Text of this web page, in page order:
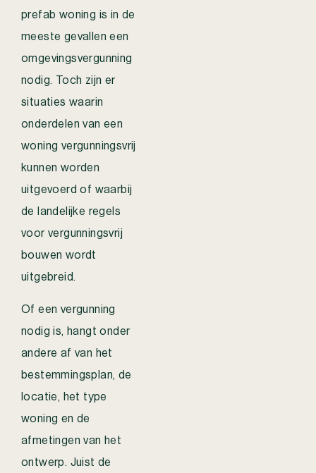
prefab woning is in de
meeste gevallen een
omgevingsvergunning
nodig. Toch zijn er
situaties waarin
onderdelen van een
woning vergunningsvrij
kunnen worden
uitgevoerd of waarbij
de landelijke regels
voor vergunningsvrij
bouwen wordt
uitgebreid.
Of een vergunning
nodig is, hangt onder
andere af van het
bestemmingsplan, de
locatie, het type
woning en de
afmetingen van het
ontwerp. Juist de